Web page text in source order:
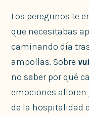
Los peregrinos te
que necesitabas
caminando día
ampollas. Sobre
no saber por qué
emociones afloren
de la hospitalidad